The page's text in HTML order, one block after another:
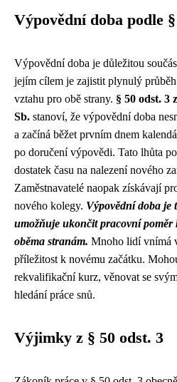
Výpovědní doba podle
Výpovědní doba je důležitou
jejím cílem je zajistit plynulý
vztahu pro obě strany. § 50 odst. 3
Sb. stanoví, že výpovědní doba
a začíná běžet prvním dnem
po doručení výpovědi. Tato lhůta
dostatek času na nalezení nového
Zaměstnavatelé naopak získávají
nového kolegy. Výpovědní doba je
umožňuje ukončit pracovní poměr
oběma stranám. Mnoho lidí vnímá
příležitost k novému začátku.
rekvalifikační kurz, věnovat se
hledání práce snů.
Výjimky z § 50 odst. 3